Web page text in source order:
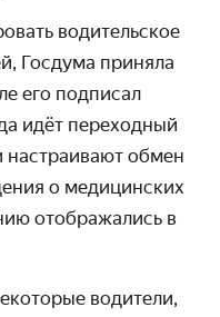
водительское
Госдума приняла
его подписал
идёт переходный
настраивают обмен
о медицинских
отображались в
водители,